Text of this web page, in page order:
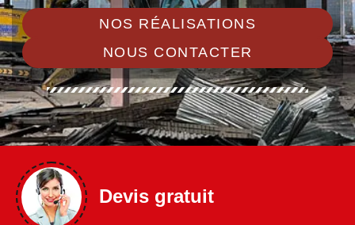
NOS RÉALISATIONS
NOUS CONTACTER
Devis gratuit